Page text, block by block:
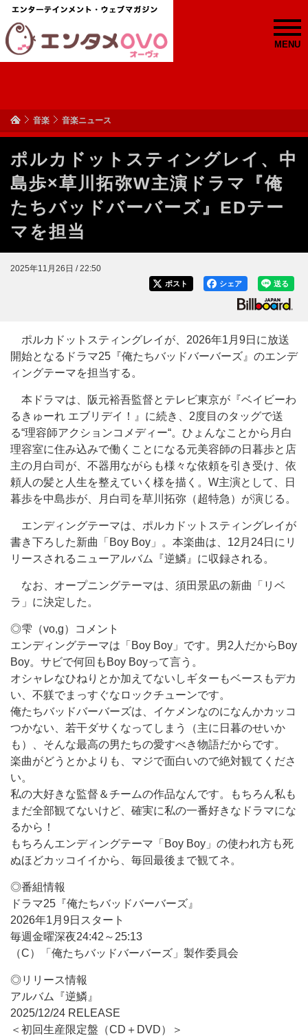
MENU
音楽 音楽ニュース
ポルカドットスティングレイ、中
島歩×草川拓弥W主演ドラマ『俺
たちバッドバーバーズ』EDテー
マを担当
2025年11月26日 / 22:50
送る
シェア
ポスト
ポルカドットスティングレイが、2026年1月9日に放送
開始となるドラマ25『俺たちバッドバーバーズ』のエンデ
ィングテーマを担当する。
本ドラマは、阪元裕吾監督とテレビ東京が『ベイビーわ
るきゅーれ エブリデイ！』に続き、2度目のタッグで送
る“理容師アクションコメディー“。ひょんなことから月白
理容室に住み込みで働くことになる元美容師の日暮歩と店
主の月白司が、不器用ながらも様々な依頼を引き受け、依
頼人の髪と人生を整えていく様を描く。W主演として、日
暮歩を中島歩が、月白司を草川拓弥（超特急）が演じる。
エンディングテーマは、ポルカドットスティングレイが
書き下ろした新曲「Boy Boy」。本楽曲は、12月24日にリ
リースされるニューアルバム『逆鱗』に収録される。
なお、オープニングテーマは、須田景凪の新曲「リベ
ラ」に決定した。
◎雫（vo,g）コメント
エンディングテーマは「Boy Boy」です。男2人だからBoy
Boy。サビで何回もBoy Boyって言う。
オシャレなひねりとか加えてないしギターもベースもデカ
い、不躾でまっすぐなロックチューンです。
俺たちバッドバーバーズは、イケメンなのになんかカッコ
つかない、若干ダサくなってしまう（主に日暮のせいか
も）、そんな最高の男たちの愛すべき物語だからです。
楽曲がどうとかよりも、マジで面白いので絶対観てくださ
い。
私の大好きな監督＆チームの作品なんです。もちろん私も
まだ全部観てないけど、確実に私の一番好きなドラマにな
るから！
もちろんエンディングテーマ「Boy Boy」の使われ方も死
ぬほどカッコイイから、毎回最後まで観てネ。
◎番組情報
ドラマ25『俺たちバッドバーバーズ』
2026年1月9日スタート
毎週金曜深夜24:42～25:13
（C）「俺たちバッドバーバーズ」製作委員会
◎リリース情報
アルバム『逆鱗』
2025/12/24 RELEASE
＜初回生産限定盤（CD＋DVD）＞